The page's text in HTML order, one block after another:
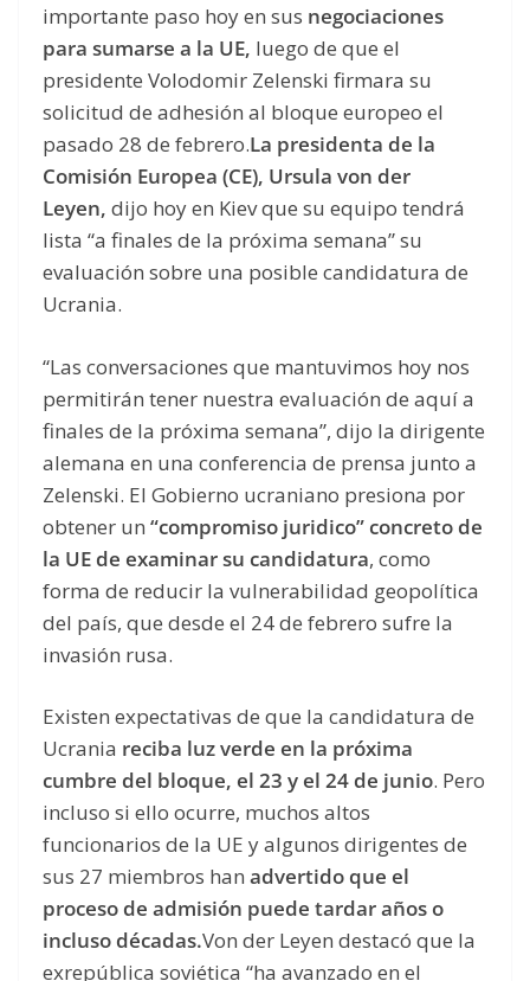
importante paso hoy en sus negociaciones
para sumarse a la UE, luego de que el
presidente Volodomir Zelenski firmara su
solicitud de adhesión al bloque europeo el
pasado 28 de febrero.La presidenta de la
Comisión Europea (CE), Ursula von der
Leyen, dijo hoy en Kiev que su equipo tendrá
lista “a finales de la próxima semana” su
evaluación sobre una posible candidatura de
Ucrania.
“Las conversaciones que mantuvimos hoy nos
permitirán tener nuestra evaluación de aquí a
finales de la próxima semana”, dijo la dirigente
alemana en una conferencia de prensa junto a
Zelenski. El Gobierno ucraniano presiona por
obtener un “compromiso juridico” concreto de
la UE de examinar su candidatura, como
forma de reducir la vulnerabilidad geopolítica
del país, que desde el 24 de febrero sufre la
invasión rusa.
Existen expectativas de que la candidatura de
Ucrania reciba luz verde en la próxima
cumbre del bloque, el 23 y el 24 de junio. Pero
incluso si ello ocurre, muchos altos
funcionarios de la UE y algunos dirigentes de
sus 27 miembros han advertido que el
proceso de admisión puede tardar años o
incluso décadas.Von der Leyen destacó que la
exrepública soviética “ha avanzado en el